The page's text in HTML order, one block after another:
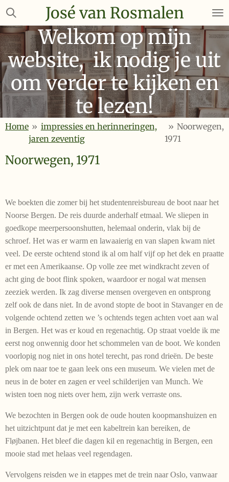
Ga
naar
de
hoofdinhoud
José van Rosmalen
Welkom op mijn
website, ik nodig je uit
om verder te kijken en
te lezen!
Home » impressies en herinneringen,
jaren zeventig
» Noorwegen,
1971
Noorwegen, 1971
We boekten die zomer bij het studentenreisbureau de boot naar het
Noorse Bergen. De reis duurde anderhalf etmaal. We sliepen in
goedkope meerpersoonshutten, helemaal onderin, vlak bij de
schroef. Het was er warm en lawaaierig en van slapen kwam niet
veel. De eerste ochtend stond ik al om half vijf op het dek en praatte
er met een Amerikaanse. Op volle zee met windkracht zeven of
acht ging de boot flink spoken, waardoor er nogal wat mensen
zeeziek werden. Ik zag diverse mensen overgeven en ontsprong
zelf ook de dans niet. In de avond stopte de boot in Stavanger en de
volgende ochtend zetten we ’s ochtends tegen achten voet aan wal
in Bergen. Het was er koud en regenachtig. Op straat voelde ik me
eerst nog onwennig door het schommelen van de boot. We konden
voorlopig nog niet in ons hotel terecht, pas rond drieën. De beste
plek om naar toe te gaan leek ons een museum. We vielen met de
neus in de boter en zagen er veel schilderijen van Munch. We
wisten toen nog niets over hem, zijn werk verraste ons.
We bezochten in Bergen ook de oude houten koopmanshuizen en
het uitzichtpunt dat je met een kabeltrein kan bereiken, de
Fløjbanen. Het bleef die dagen kil en regenachtig in Bergen, een
mooie stad met helaas veel regendagen.
Vervolgens reisden we in etappes met de trein naar Oslo, vanwaar